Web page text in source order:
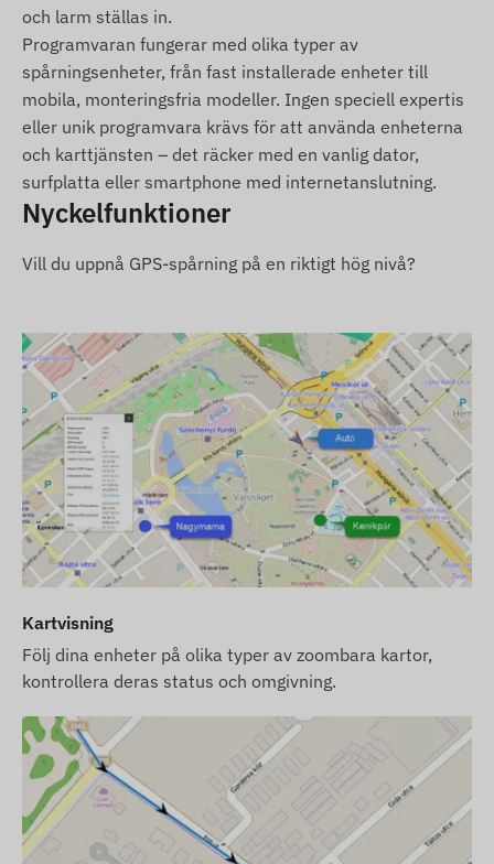
Användarvillkor
För en störningsfri drift krävs en aktiv anslutning
till satellitsystem och mobiloperatörernas nätverk.
Dataöverföring sker med hjälp av det (utbytbara)
nano-SIM-kortet. Positioner och statusdata kan
kontrolleras via SMS eller en online-applikation för
spårning från var som helst i världen.
Driftsregion
2G GSM:
Europa, Asien, Afrika, Australien
Inköpsalternativ
Om du endast köper enheten (utan
programvaruprenumeration) levereras den med
fabriksinställningar. Du ansvarar själv för SIM-
kortet, dess inställningar och drift (påfyllning,
årlig datastämning/registrering).
tillsammans med enheten, men inget SIM-kort,
levererar vi enheten färdigregistrerad i vår
programvara. Anskaffning, inställning och drift
Om du köper både enhet,
programvaruprenumeration och SIM-kort från
oss, levererar vi enheten och SIM-kortet helt
redo att användas med programvaran. Vi
ansvarar även för SIM-kortets kontinuerliga drift
och larm ställas in.
Programvaran fungerar med olika typer av
spårningsenheter, från fast installerade enheter till
mobila, monteringsfria modeller. Ingen speciell expertis
eller unik programvara krävs för att använda enheterna
och karttjänsten – det räcker med en vanlig dator,
surfplatta eller smartphone med internetanslutning.
Nyckelfunktioner
Vill du uppnå GPS-spårning på en riktigt hög nivå?
Kartvisning
Följ dina enheter på olika typer av zoombara kartor,
kontrollera deras status och omgivning.